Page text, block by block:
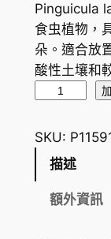
Pinguicula
食虫植物，
朵。適合放
酸性土壤和
勞
厄
SKU:
描述
額外資訊